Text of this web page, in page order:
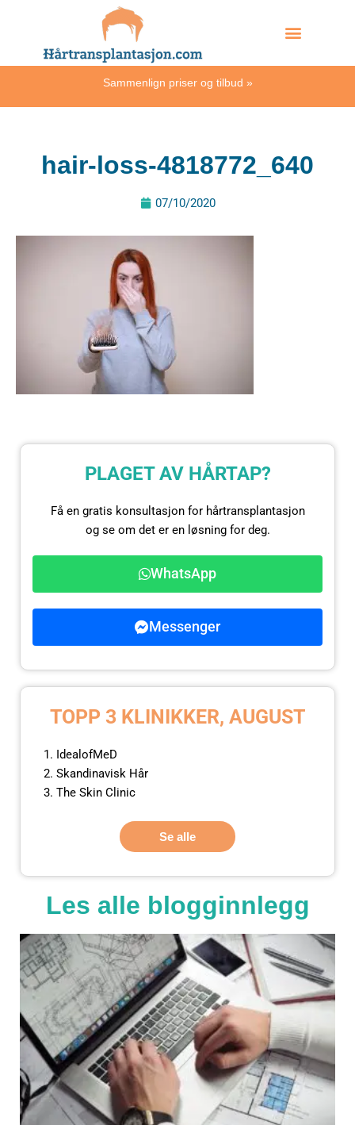
Sammenlign priser og tilbud »
hair-loss-4818772_640
07/10/2020
PLAGET AV HÅRTAP?
Få en gratis konsultasjon for hårtransplantasjon
og se om det er en løsning for deg.
WhatsApp
Messenger
TOPP 3 KLINIKKER, AUGUST
IdealofMeD
Skandinavisk Hår
The Skin Clinic
Se alle
Les alle blogginnlegg